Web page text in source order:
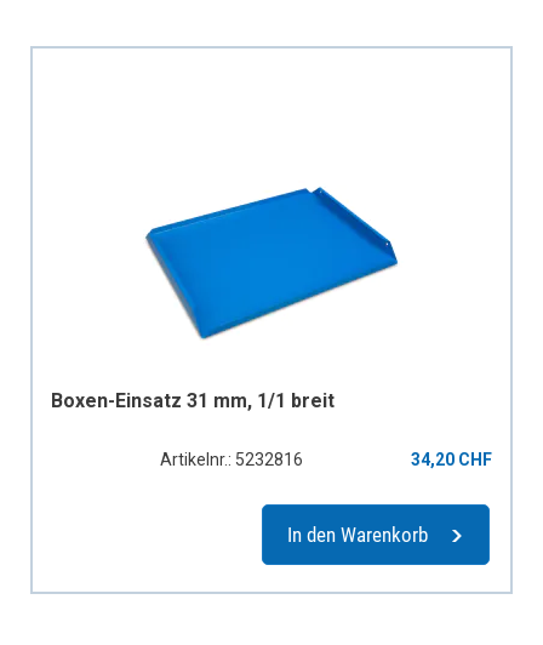
Boxen-Einsatz 31 mm, 1/1 breit
Artikelnr.: 5232816 34,20 CHF
In den Warenkorb